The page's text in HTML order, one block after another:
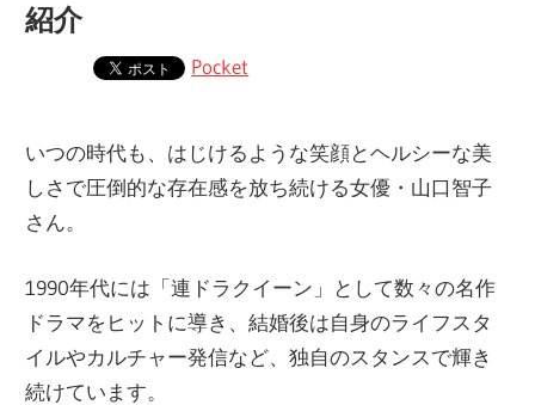
紹介
Pocket
いつの時代も、はじけるような笑顔とヘルシーな美
しさで圧倒的な存在感を放ち続ける女優・山口智子
さん。
1990年代には「連ドラクイーン」として数々の名作
ドラマをヒットに導き、結婚後は自身のライフスタ
イルやカルチャー発信など、独自のスタンスで輝き
続けています。